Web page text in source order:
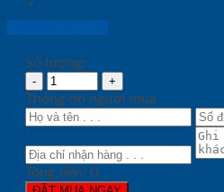
Số lượng:
Thông tin người mua
Tổng tiền: 0